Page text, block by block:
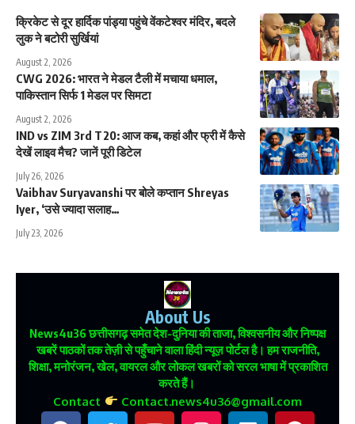
क्रिकेट से दूर हार्दिक पांड्या पहुंचे वेंकटेश्वर मंदिर, बदले
लुक ने बटोरी सुर्खियां
August 2, 2026
CWG 2026: भारत ने मेडल टैली में मचाया धमाल,
पाकिस्तान सिर्फ 1 मेडल पर सिमटा
August 2, 2026
IND vs ZIM 3rd T20: आज कब, कहां और फ्री में कैसे
देखें लाइव मैच? जानें पूरी डिटेल
July 26, 2026
Vaibhav Suryavanshi पर बोले कप्तान Shreyas
Iyer, ‘उसे ज्यादा सलाह…
July 23, 2026
About Us
News4u36छत्तीसगढ़ समेत देश-दुनिया की ताजा, विश्वसनीय और निष्पक्ष
खबरें पाठकों तक तेज़ी से पहुँचाने वाला हिंदी न्यूज़ पोर्टल है। हम राजनीति,
शिक्षा, मनोरंजन, खेल, वायरल और लोकल खबरों को सरल भाषा में प्रकाशित
करते हैं।
Contact Contact.news4u36@gmail.com